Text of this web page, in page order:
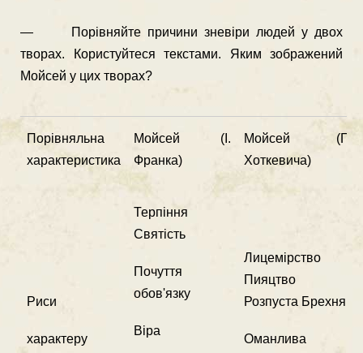
— Порівняйте причини зневіри людей у двох
творах. Користуйтеся текстами. Яким зображений
Мойсей у цих творах?
Порівняльна
характеристика
Мойсей (І.
Франка)
Мойсей (Г.
Хоткевича)
Риси
характеру
Терпіння
Святість
Почуття
обов'язку
Віра
Лицемірство
Пияцтво
Розпуста Брехня
Оманлива